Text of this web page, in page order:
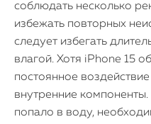
соблюдать несколько
избежать повторных
следует избегать
влагой. Хотя iPhone 15
постоянное
внутренние
попало в воду,